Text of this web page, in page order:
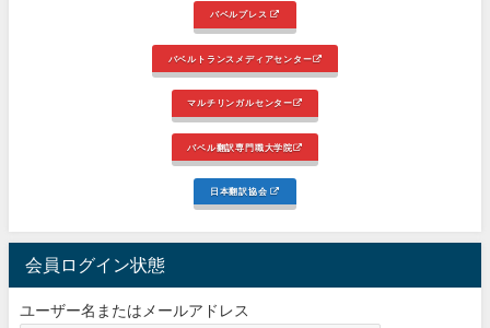
バベルプレス
バベルトランスメディアセンター
マルチリンガルセンター
バベル翻訳専門職大学院
日本翻訳協会
会員ログイン状態
ユーザー名またはメールアドレス